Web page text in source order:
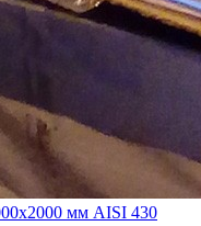
мм AISI 430